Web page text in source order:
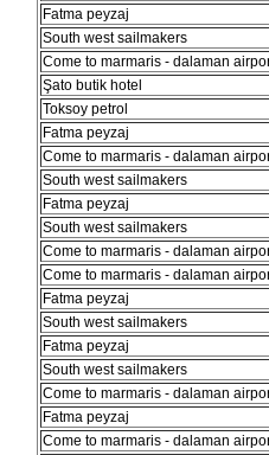
Fatma peyzaj
South west sailmakers
Come to marmaris - dalaman
Şato butik hotel
Toksoy petrol
Fatma peyzaj
Come to marmaris - dalaman
South west sailmakers
Fatma peyzaj
South west sailmakers
Come to marmaris - dalaman
Come to marmaris - dalaman
Fatma peyzaj
South west sailmakers
Fatma peyzaj
South west sailmakers
Come to marmaris - dalaman
Fatma peyzaj
Come to marmaris - dalaman